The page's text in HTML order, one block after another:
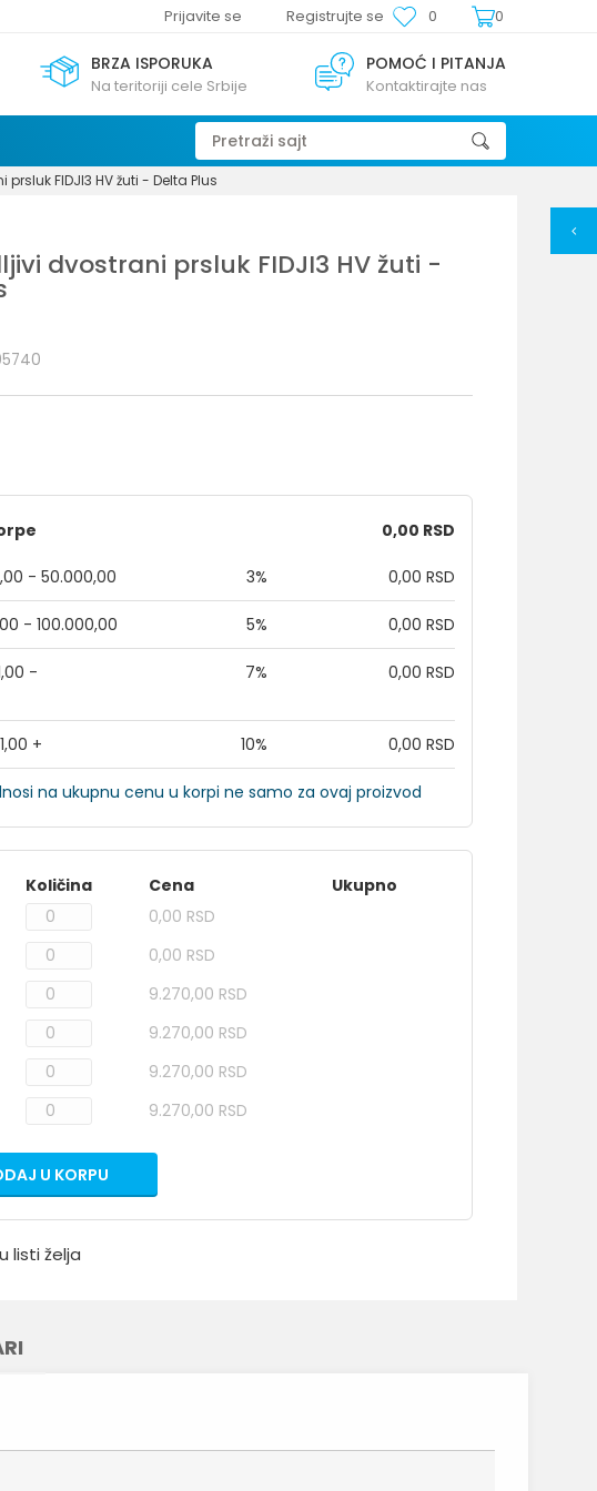
0
0
Prijavite se Registrujte se
BRZA ISPORUKA
Na teritoriji cele Srbije
POMOĆ I PITANJA
Kontaktirajte nas
Pretraži sajt
FIDJI3 HV žuti - Delta Plus
dvostrani prsluk FIDJI3 HV žuti -
0,00 RSD
- 50.000,00 3% 0,00 RSD
- 100.000,00 5% 0,00 RSD
-
7% 0,00 RSD
+ 10% 0,00 RSD
na ukupnu cenu u korpi ne samo za ovaj proizvod
Količina Cena
Ukupno
0,00 RSD
0,00 RSD
9.270,00 RSD
9.270,00 RSD
9.270,00 RSD
9.270,00 RSD
U KORPU
listi želja